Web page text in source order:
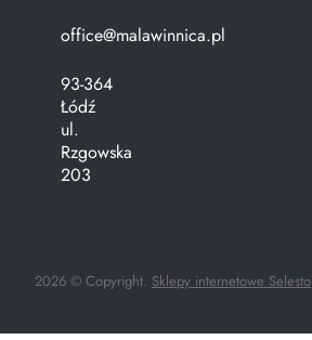
office@malawinnica.pl
93-364
Łódź
ul.
Rzgowska
203
2026 © Copyright. Sklepy internetowe Selesto